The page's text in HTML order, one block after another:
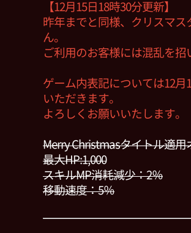
【12月15日18時30分更新】
昨年までと同様、クリスマ
ん。
ご利用のお客様には混乱を
ゲーム内表記については12
いただきます。
よろしくお願いいたします。
Merry Christmasタイトル適用
最大HP:1,000
スキルMP消耗減少：2％
移動速度：5％